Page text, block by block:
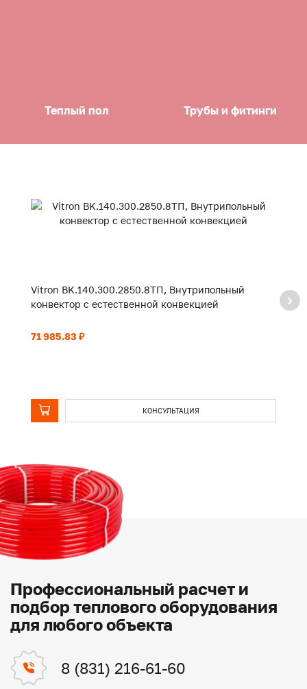
Теплый пол Трубы и фитинги
Vitron BK.140.300.2850.8ТП, Внутрипольный
конвектор с естественной конвекцией
71 985.83 ₽
КОНСУЛЬТАЦИЯ
Профессиональный расчет и
подбор теплового оборудования
для любого объекта
8 (831) 216-61-60